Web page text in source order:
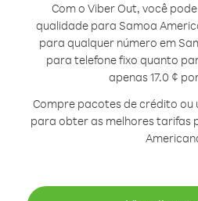
Com o Viber Out, você
qualidade para Samoa
para qualquer número em
para telefone fixo quanto
apenas 17.0 ¢
Compre pacotes de crédito ou
para obter as melhores tarifas